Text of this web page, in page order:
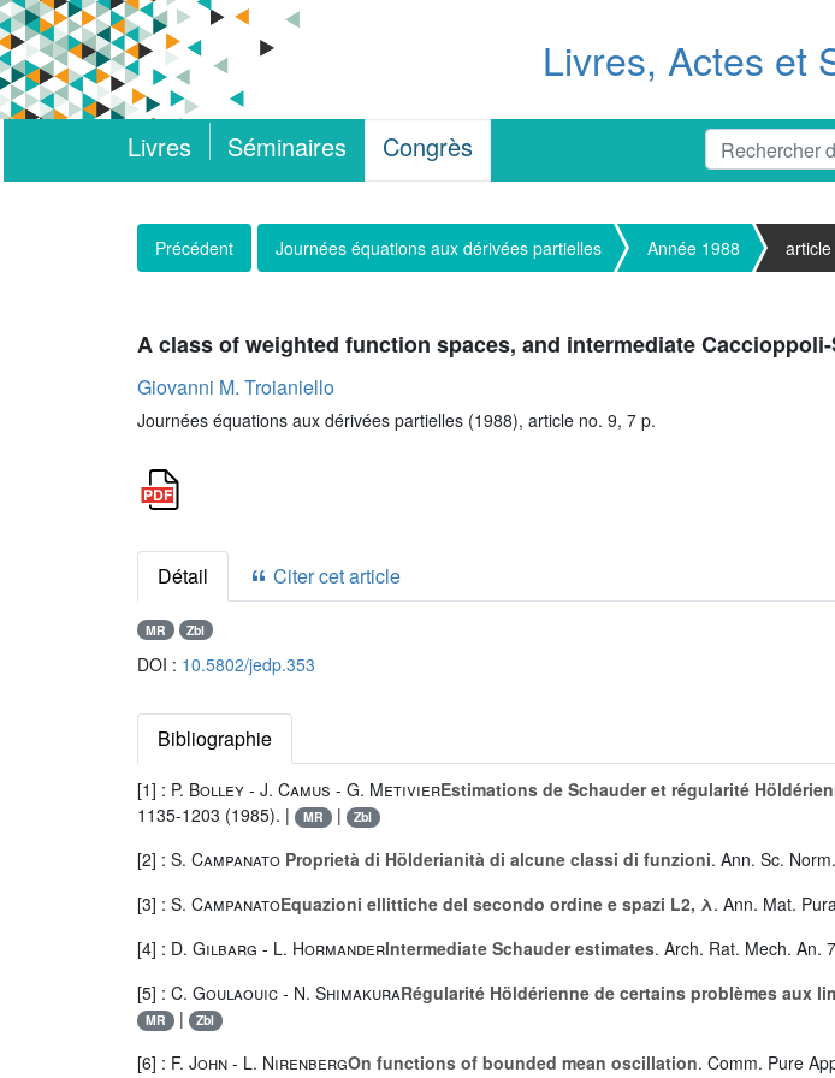
Livres, Actes et
Livres Séminaires Congrès
Précédent Journées équations aux dérivées partielles Année 1988
A class of weighted function spaces, and intermediate
Giovanni M. Troianiello
Journées équations aux dérivées partielles (1988), article no. 9, 7 p.
Détail Citer cet article
MR Zbl
DOI : 10.5802/jedp.353
Bibliographie
[1] : P. Bolley - J. Camus - G. MetivierEstimations de Schauder et régularité
1135-1203 (1985). |
MR | Zbl
[2] : S. Campanato Proprietà di Hölderianità di alcune classi di funzioni. Ann. Sc.
[3] : S. CampanatoEquazioni ellittiche del secondo ordine e spazi L2, λ. Ann. Mat.
[4] : D. Gilbarg - L. HormanderIntermediate Schauder estimates. Arch. Rat. Mech. An.
[5] : C. Goulaouic - N. ShimakuraRégularité Höldérienne de certains problèmes aux
MR | Zbl
[6] : F. John - L. NirenbergOn functions of bounded mean oscillation. Comm. Pure